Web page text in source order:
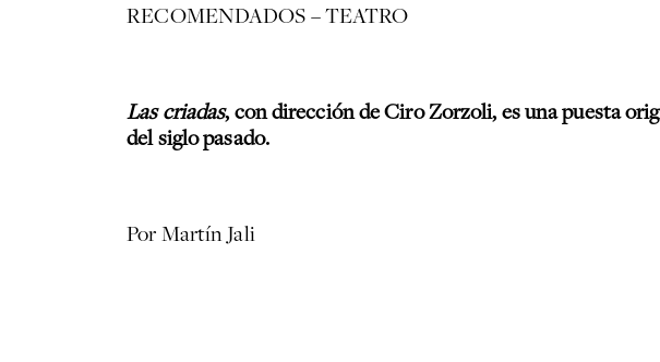
RECOMENDADOS – TEATRO
Las criadas, con dirección de Ciro Zorzoli, es una puesta
del siglo pasado.
Por Martín Jali